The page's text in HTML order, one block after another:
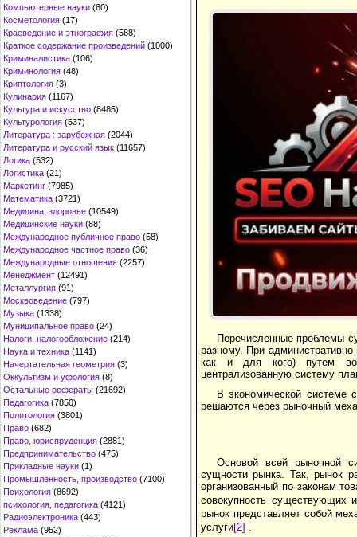
Компьютерные науки (60)
Косметология (17)
Краеведение и этнография (588)
Краткое содержание произведений (1000)
Криминалистика (106)
Криминология (48)
Криптология (3)
Кулинария (1167)
Культура и искусство (8485)
Культурология (537)
Литература : зарубежная (2044)
Литература и русский язык (11657)
Логика (532)
Логистика (21)
Маркетинг (7985)
Математика (3721)
Медицина, здоровье (10549)
Медицинские науки (88)
Международное публичное право (58)
Международное частное право (36)
Международные отношения (2257)
Менеджмент (12491)
Металлургия (91)
Москвоведение (797)
Музыка (1338)
Муниципальное право (24)
Налоги, налогообложение (214)
Наука и техника (1141)
Начертательная геометрия (3)
Оккультизм и уфология (8)
Остальные рефераты (21692)
Педагогика (7850)
Политология (3801)
Право (682)
Право, юриспруденция (2881)
Предпринимательство (475)
Прикладные науки (1)
Промышленность, производство (7100)
Психология (8692)
психология, педагогика (4121)
Радиоэлектроника (443)
Реклама (952)
Перечисленные проблемы
разному. При
как и для кого) путем
централизованную систему
В экономической системе
решаются через рыночный
Основой всей рыночной
сущности рынка. Так, рынок
организованный по законам
совокупность существующих
рынок представляет собой
услуги[2] .